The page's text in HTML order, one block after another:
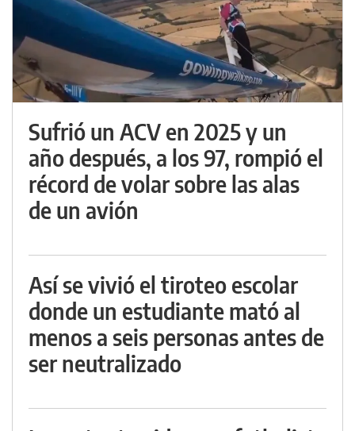
Sufrió un ACV en 2025 y un
año después, a los 97, rompió el
récord de volar sobre las alas
de un avión
Así se vivió el tiroteo escolar
donde un estudiante mató al
menos a seis personas antes de
ser neutralizado